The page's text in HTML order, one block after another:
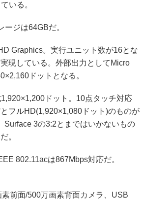
いる。
ジは64GBだ。
Graphics。実行ユニット数が16とな
現している。外部出力としてMicro
ドットとなる。
ドット。10点タッチ対応
フルHD(1,920×1,080ドット)のものが
Surface 3の3:2とまではいかないもの
。
802.11acは867Mbps対応だ。
前面/500万画素背面カメラ、USB